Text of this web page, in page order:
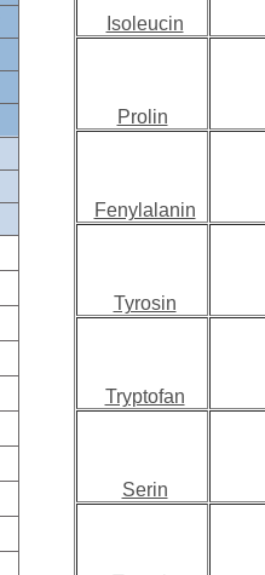
Isoleucin
Prolin
Fenylalanin
Tyrosin
Tryptofan
Serin